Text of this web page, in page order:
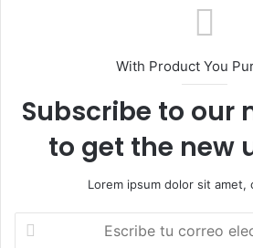
With Product You
Subscribe to our
to get the new
Lorem ipsum dolor sit amet,